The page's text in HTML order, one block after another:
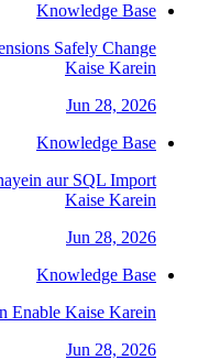
Knowledge Base
Safely Change
Kaise Karein
Jun 28, 2026
Knowledge Base
aur SQL Import
Kaise Karein
Jun 28, 2026
Knowledge Base
Enable Kaise Karein
Jun 28, 2026